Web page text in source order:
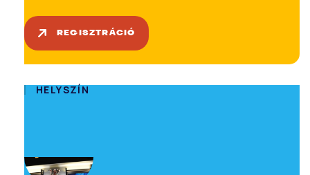
REGISZTRÁCIÓ
HELYSZÍN